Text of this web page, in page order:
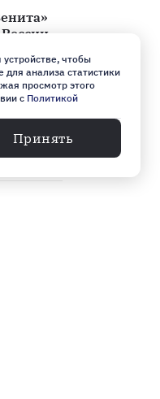
на
сезоне
чтобы
анализа статистики
просмотр этого
с Политикой
Принять